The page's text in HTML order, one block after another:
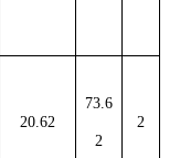
20.62
73.6
2
2